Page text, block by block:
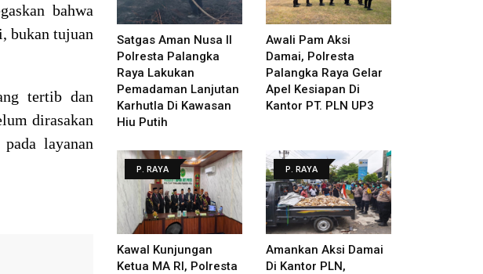
bahwa
bukan tujuan
tertib dan
dirasakan
layanan
Satgas Aman Nusa II
Polresta Palangka
Raya Lakukan
Pemadaman Lanjutan
Karhutla Di Kawasan
Hiu Putih
Awali Pam Aksi
Damai, Polresta
Palangka Raya Gelar
Apel Kesiapan Di
Kantor PT. PLN UP3
P. RAYA
Kawal Kunjungan
Ketua MA RI, Polresta
P. RAYA
Amankan Aksi Damai
Di Kantor PLN,